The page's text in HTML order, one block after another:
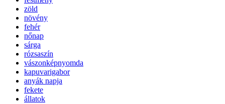
zöld
növény
fehér
nőnap
sárga
rózsaszín
vászonképnyomda
kapuvarigabor
anyák napja
fekete
állatok